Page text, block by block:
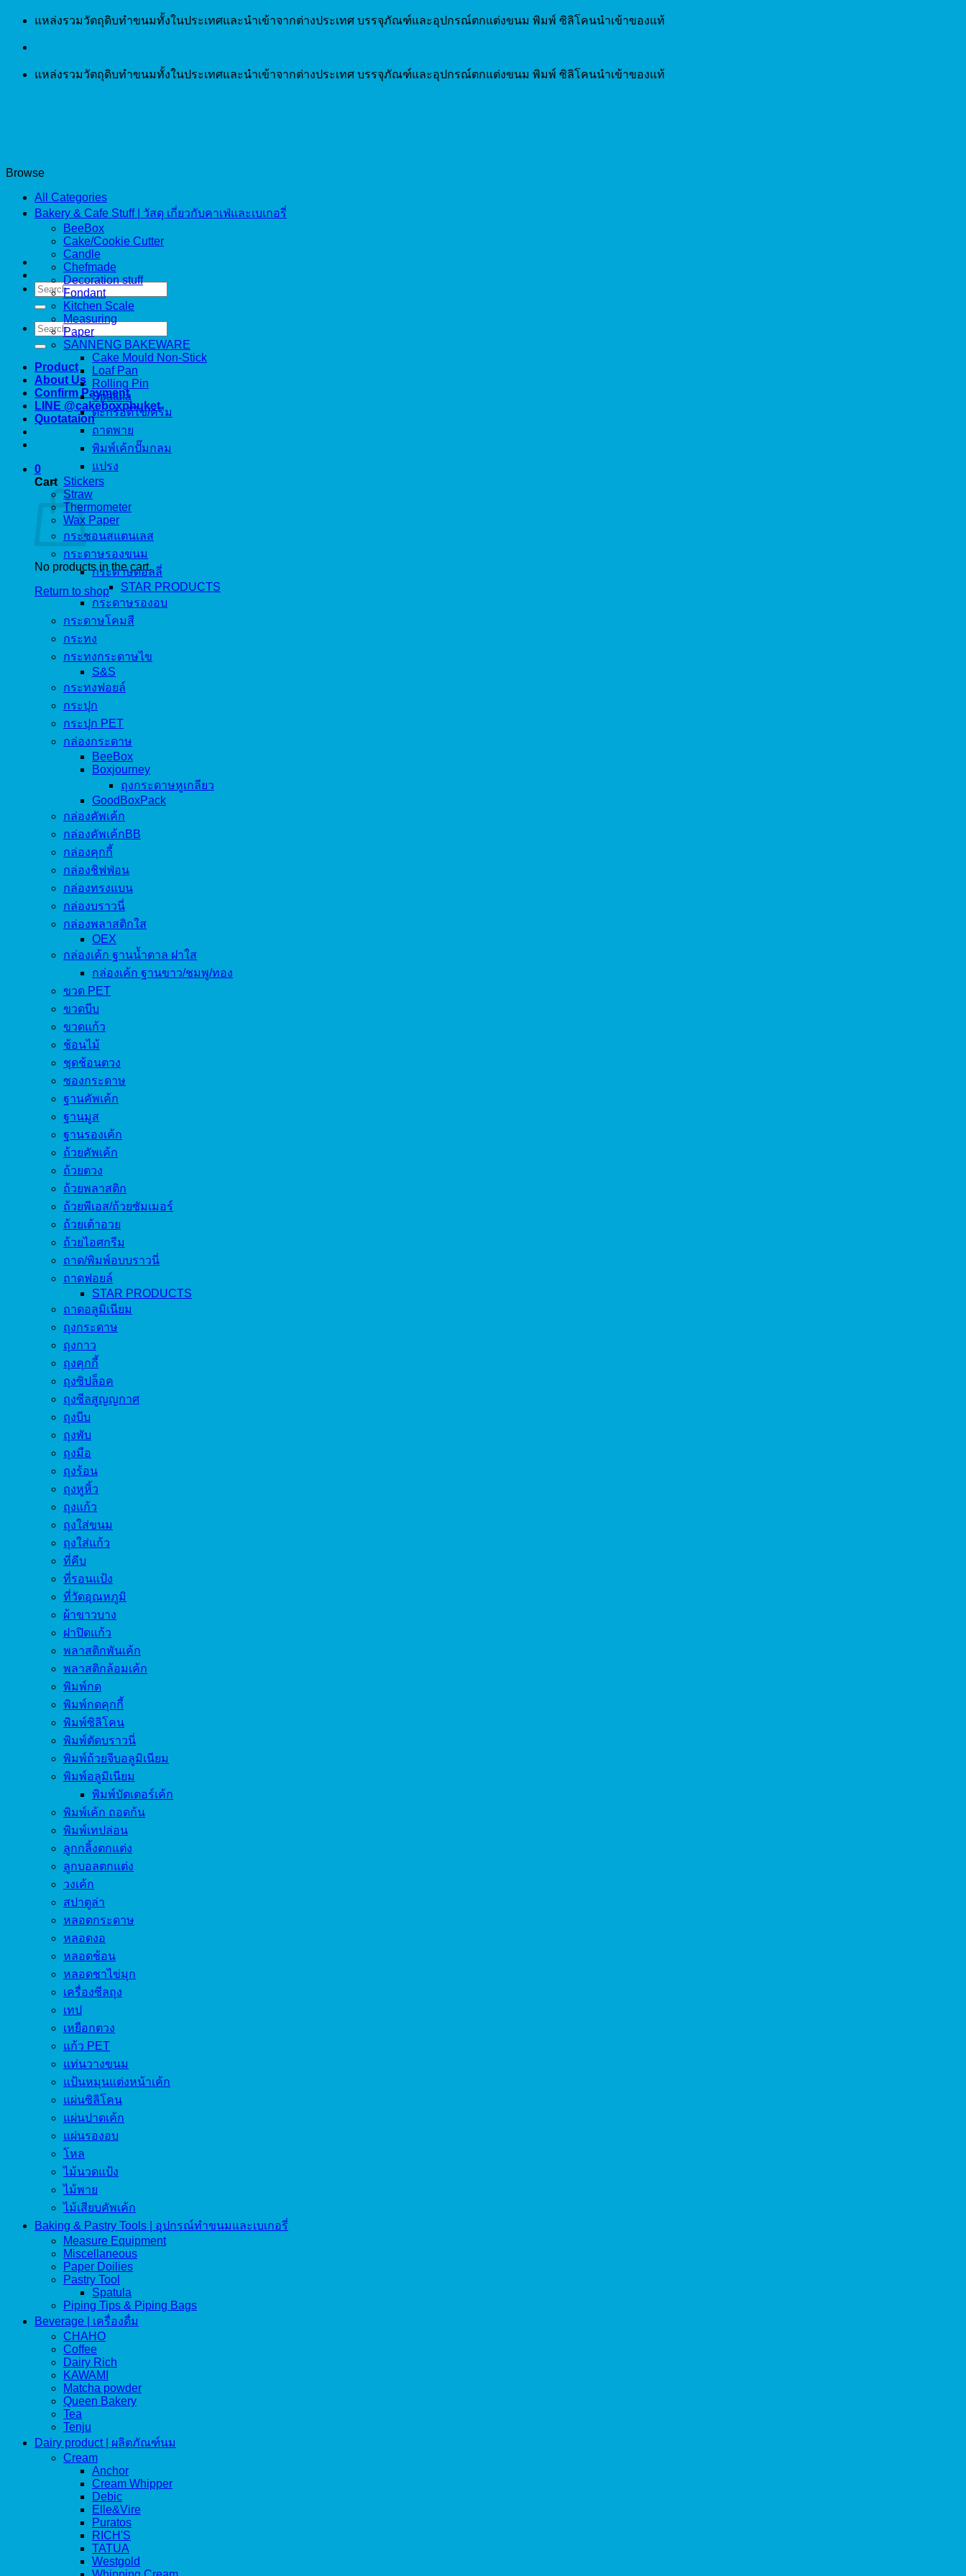
Skip
แหล่งรวมวัตถุดิบทำขนมทั้งในประเทศและนำเข้าจากต่างประเทศ บรรจุภัณฑ์และอุปกรณ์ตกแต่งขนม พิมพ์ ซิลิโคนนำเข้าของแท้
แหล่งรวมวัตถุดิบทำขนมทั้งในประเทศและนำเข้าจากต่างประเทศ บรรจุภัณฑ์และอุปกรณ์ตกแต่งขนม พิมพ์ ซิลิโคนนำเข้าของแท้
Search
for:
Search
for:
Product
About Us
Confirm Payment
LINE @cakeboxphuket
Quotataion
0
Cart
No products in the cart.
Return to shop
Browse
All Categories
Bakery & Cafe Stuff | วัสดุ เกี่ยวกับคาเฟ่และเบเกอรี่
BeeBox
Cake/Cookie Cutter
Candle
Chefmade
Decoration stuff
Fondant
Kitchen Scale
Measuring
Paper
SANNENG BAKEWARE
Cake Mould Non-Stick
Loaf Pan
Rolling Pin
Spatula
ตะกร้อตีไข่/ครีม
ถาดพาย
พิมพ์เค้กปั๊มกลม
แปรง
Stickers
Straw
Thermometer
Wax Paper
กระชอนสแตนเลส
กระดาษรองขนม
กระดาษดอลลี่
STAR PRODUCTS
กระดาษรองอบ
กระดาษโคมสี
กระทง
กระทงกระดาษไข
S&S
กระทงฟอยล์
กระปุก
กระปุก PET
กล่องกระดาษ
BeeBox
Boxjourney
ถุงกระดาษหูเกลียว
GoodBoxPack
กล่องคัพเค้ก
กล่องคัพเค้กBB
กล่องคุกกี้
กล่องชิฟฟ่อน
กล่องทรงแบน
กล่องบราวนี่
กล่องพลาสติกใส
OEX
กล่องเค้ก ฐานน้ำตาล ฝาใส
กล่องเค้ก ฐานขาว/ชมพู/ทอง
ขวด PET
ขวดบีบ
ขวดแก้ว
ช้อนไม้
ชุดช้อนตวง
ซองกระดาษ
ฐานคัพเค้ก
ฐานมูส
ฐานรองเค้ก
ถ้วยคัพเค้ก
ถ้วยตวง
ถ้วยพลาสติก
ถ้วยพีเอส/ถ้วยซัมเมอร์
ถ้วยเต้าอวย
ถ้วยไอศกรีม
ถาด/พิมพ์อบบราวนี่
ถาดฟอยล์
STAR PRODUCTS
ถาดอลูมิเนียม
ถุงกระดาษ
ถุงกาว
ถุงคุกกี้
ถุงซิปล็อค
ถุงซีลสูญญกาศ
ถุงบีบ
ถุงพับ
ถุงมือ
ถุงร้อน
ถุงหูหิ้ว
ถุงแก้ว
ถุงใส่ขนม
ถุงใส่แก้ว
ที่คีบ
ที่รอนแป้ง
ที่วัดอุณหภูมิ
ผ้าขาวบาง
ฝาปิดแก้ว
พลาสติกพันเค้ก
พลาสติกล้อมเค้ก
พิมพ์กด
พิมพ์กดคุกกี้
พิมพ์ซิลิโคน
พิมพ์ตัดบราวนี่
พิมพ์ถ้วยจีบอลูมิเนียม
พิมพ์อลูมิเนียม
พิมพ์บัตเตอร์เค้ก
พิมพ์เค้ก ถอดก้น
พิมพ์เทปล่อน
ลูกกลิ้งตกแต่ง
ลูกบอลตกแต่ง
วงเค้ก
สปาตูล่า
หลอดกระดาษ
หลอดงอ
หลอดช้อน
หลอดชาไข่มุก
เครื่องซีลถุง
เทป
เหยือกตวง
แก้ว PET
แท่นวางขนม
แป้นหมุนแต่งหน้าเค้ก
แผ่นซิลิโคน
แผ่นปาดเค้ก
แผ่นรองอบ
โหล
ไม้นวดแป้ง
ไม้พาย
ไม้เสียบคัพเค้ก
Baking & Pastry Tools | อุปกรณ์ทำขนมและเบเกอรี่
Measure Equipment
Miscellaneous
Paper Doilies
Pastry Tool
Spatula
Piping Tips & Piping Bags
Beverage | เครื่องดื่ม
CHAHO
Coffee
Dairy Rich
KAWAMI
Matcha powder
Queen Bakery
Tea
Tenju
Dairy product | ผลิตภัณฑ์นม
Cream
Anchor
Cream Whipper
Debic
Elle&Vire
Puratos
RICH'S
TATUA
Westgold